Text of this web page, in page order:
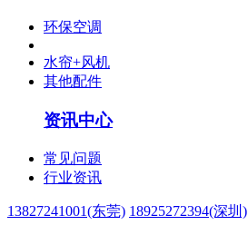
环保空调
水帘+风机
其他配件
资讯中心
常见问题
行业资讯
13827241001(东莞) 18925272394(深圳)